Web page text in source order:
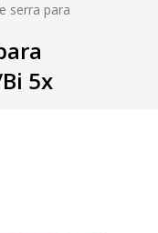
serra para
5x